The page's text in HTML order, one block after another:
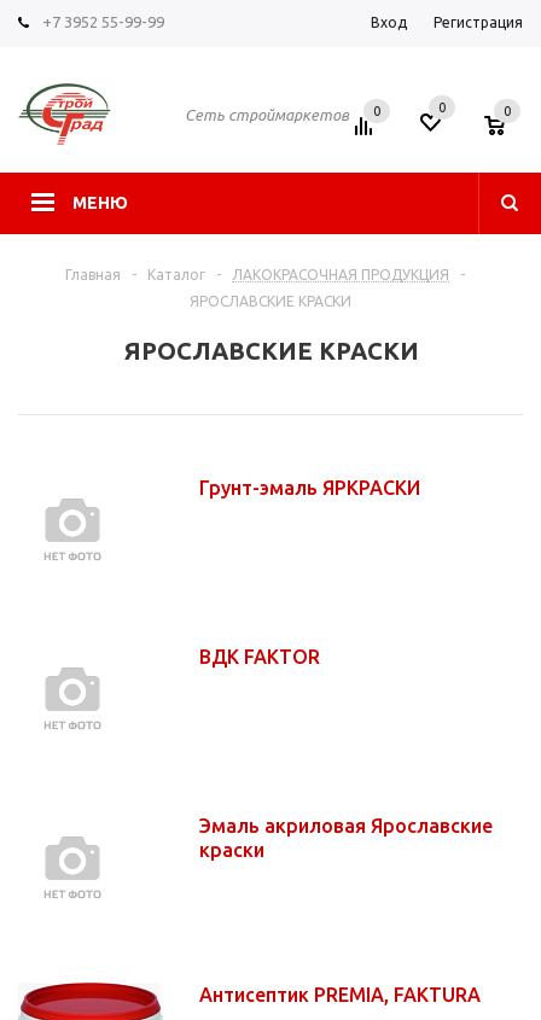
+7 3952 55-99-99 Вход Регистрация
Сеть строймаркетов
МЕНЮ
0 0 0
Главная - Каталог - ЛАКОКРАСОЧНАЯ ПРОДУКЦИЯ
-
ЯРОСЛАВСКИЕ КРАСКИ
ЯРОСЛАВСКИЕ КРАСКИ
Грунт-эмаль ЯРКРАСКИ
ВДК FAKTOR
Эмаль акриловая Ярославские
краски
Антисептик PREMIA, FAKTURA